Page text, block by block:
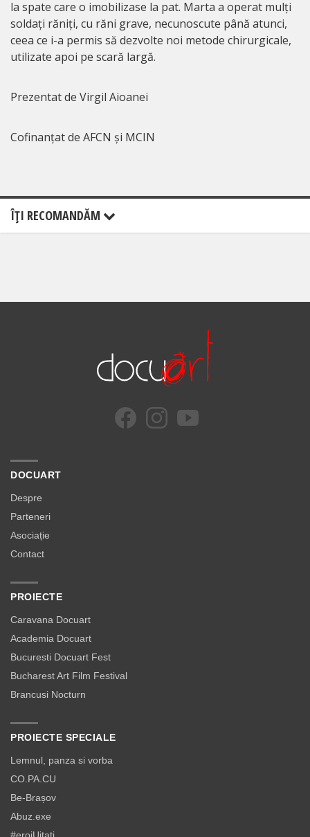
la spate care o imobilizase la pat. Marta a operat mulți
soldați răniți, cu răni grave, necunoscute până atunci,
ceea ce i-a permis să dezvolte noi metode chirurgicale,
utilizate apoi pe scară largă.
Prezentat de Virgil Aioanei
Cofinanțat de AFCN și MCIN
ÎŢI RECOMANDĂM
DOCUART
Despre
Parteneri
Asociație
Contact
PROIECTE
Caravana Docuart
Academia Docuart
Bucuresti Docuart Fest
Bucharest Art Film Festival
Brancusi Nocturn
PROIECTE SPECIALE
Lemnul, panza si vorba
CO.PA.CU
Be-Brașov
Abuz.exe
#eroiUitați